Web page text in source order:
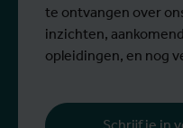
te ontvangen over
inzichten,
opleidingen, en nog